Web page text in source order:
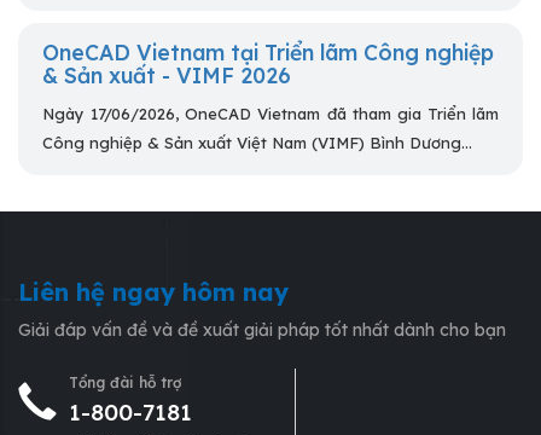
OneCAD Vietnam tại Triển lãm Công nghiệp
& Sản xuất - VIMF 2026
Ngày 17/06/2026, OneCAD Vietnam đã tham gia Triển lãm
Công nghiệp & Sản xuất Việt Nam (VIMF) Bình Dương...
Liên hệ ngay hôm nay
Giải đáp vấn đề và đề xuất giải pháp tốt nhất dành cho bạn
Tổng đài hỗ trợ
1-800-7181